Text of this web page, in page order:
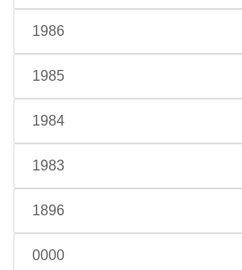
1986
1985
1984
1983
1896
0000